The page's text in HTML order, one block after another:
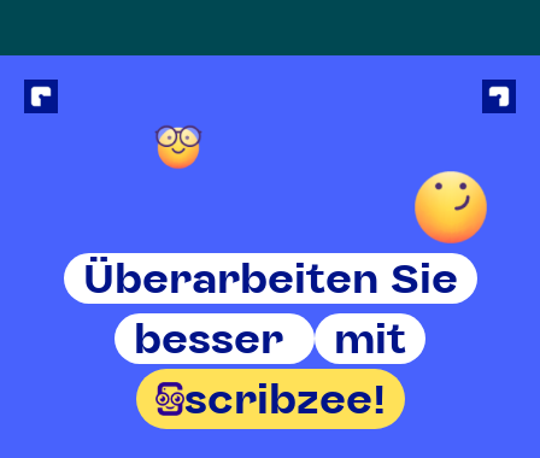
Überarbeiten Sie
besser
mit
scribzee!